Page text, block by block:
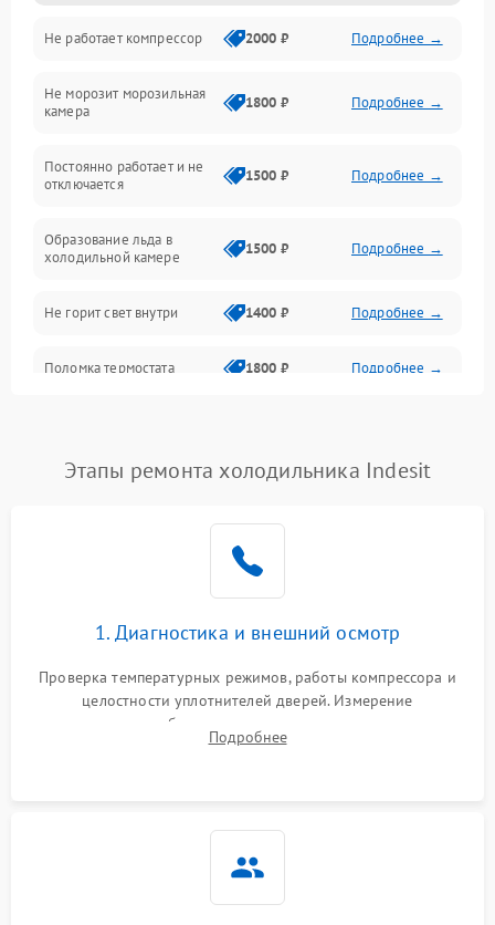
Электропитание
Дренаж
Не работает компрессор 2000 ₽ Подробнее →
Не морозит морозильная
камера
1800 ₽ Подробнее →
Постоянно работает и не
отключается
1500 ₽ Подробнее →
Образование льда в
холодильной камере
1500 ₽ Подробнее →
Не горит свет внутри 1400 ₽ Подробнее →
Поломка термостата 1800 ₽ Подробнее →
Поломка системы No Frost 2600 ₽ Подробнее →
работе
2000 ₽ Подробнее →
1000 ₽
1800 ₽
Этапы ремонта холодильника Indesit
1. Диагностика и внешний осмотр
Проверка температурных режимов, работы компрессора и
целостности уплотнителей дверей. Измерение
сопротивления обмоток мотора, проверка термостата и
считывание кодов ошибок с электронного дисплея.
Подробнее